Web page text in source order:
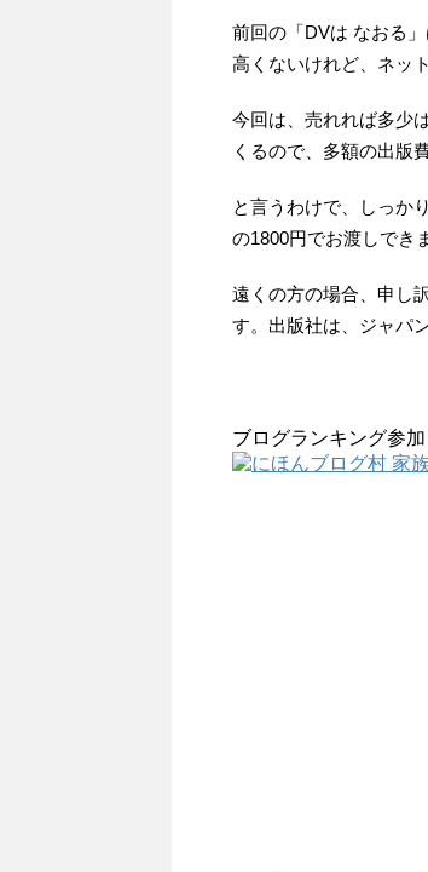
前回の「DVは なおる
高くないけれど、ネッ
今回は、売れれば多少
くるので、多額の出版
と言うわけで、しっか
の1800円でお渡しでき
遠くの方の場合、申し
す。出版社は、ジャパ
ブログランキング参